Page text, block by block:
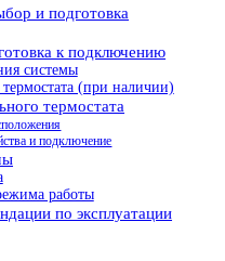
и подготовка
к подключению
системы
(при наличии)
термостата
и подключение
работы
по эксплуатации